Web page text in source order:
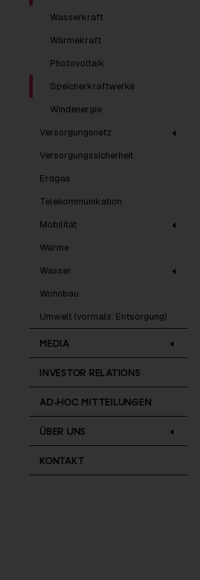
Wasserkraft
Wärmekraft
Photovoltaik
Speicherkraftwerke
Windenergie
Versorgungsnetz
Versorgungssicherheit
Erdgas
Telekommunikation
Mobilität
Wärme
Wasser
Wohnbau
Umwelt (vormals: Entsorgung)
MEDIA
INVESTOR RELATIONS
AD-HOC MITTEILUNGEN
ÜBER UNS
KONTAKT